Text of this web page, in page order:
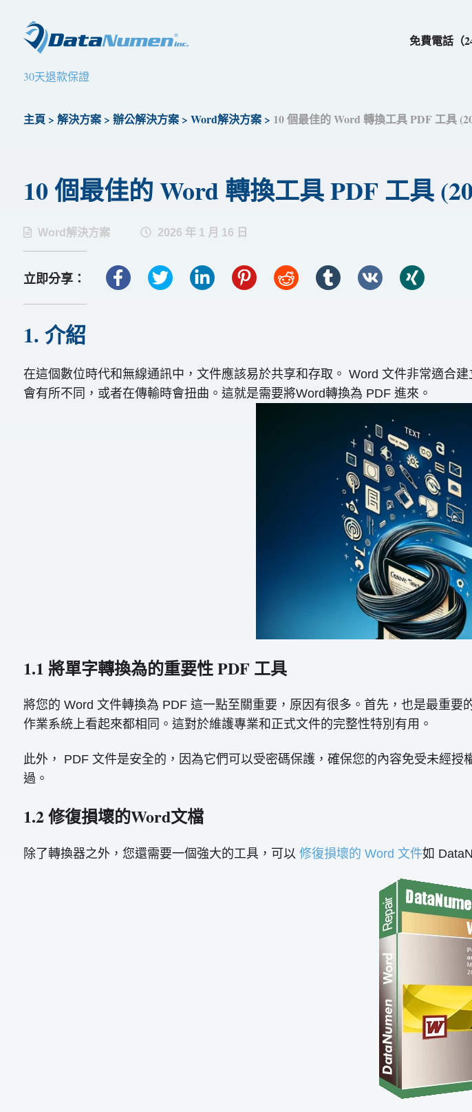
免費電話（
30天退款保證
主頁> 解決方案 > 辦公解決方案> Word解決方案> 10 個最佳的 Word 轉換工具 PDF 工具
10 個最佳的 Word 轉換工具 PDF 工具
Word解決方案 2026 年 1 月 16 日
立即分享：
1. 介紹
在這個數位時代和無線通訊中，文件應該易於共享和存取。 Word 文件非常適合
會有所不同，或者在傳輸時會扭曲。這就是需要將Word轉換為 PDF 進來。
1.1 將單字轉換為的重要性 PDF 工具
將您的 Word 文件轉換為 PDF 這一點至關重要，原因有很多。首先，也是最重
作業系統上看起來都相同。這對於維護專業和正式文件的完整性特別有用。
此外， PDF 文件是安全的，因為它們可以受密碼保護，確保您的內容免受未經
過。
1.2 修復損壞的Word文檔
除了轉換器之外，您還需要一個強大的工具，可以 修復損壞的 Word 文件如